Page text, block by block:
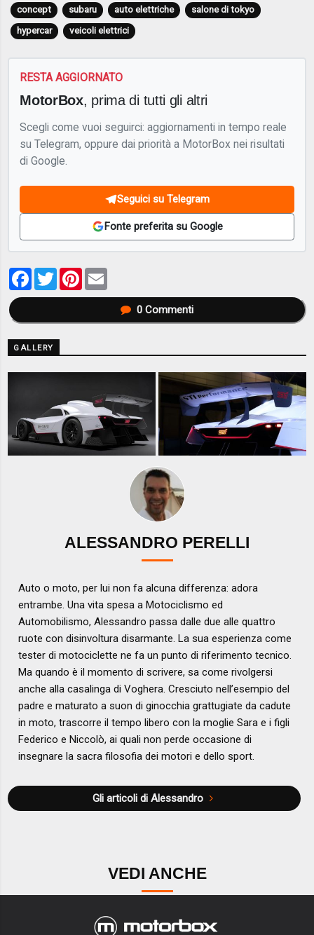
concept subaru auto elettriche
salone di tokyo
hypercar
veicoli elettrici
RESTA AGGIORNATO
MotorBox, prima di tutti gli altri
Scegli come vuoi seguirci: aggiornamenti in tempo reale
su Telegram, oppure dai priorità a MotorBox nei risultati
di Google.
Seguici su Telegram
Fonte preferita su Google
Facebook
TwitterPinterest
0Commenti
GALLERY
ALESSANDRO PERELLI
Auto o moto, per lui non fa alcuna differenza: adora
entrambe. Una vita spesa a Motociclismo ed
Automobilismo, Alessandro passa dalle due alle quattro
ruote con disinvoltura disarmante. La sua esperienza come
tester di motociclette ne fa un punto di riferimento tecnico.
Ma quando è il momento di scrivere, sa come rivolgersi
anche alla casalinga di Voghera. Cresciuto nell’esempio del
padre e maturato a suon di ginocchia grattugiate da cadute
in moto, trascorre il tempo libero con la moglie Sara e i figli
Federico e Niccolò, ai quali non perde occasione di
insegnare la sacra filosofia dei motori e dello sport.
Gli articoli di Alessandro
VEDI ANCHE